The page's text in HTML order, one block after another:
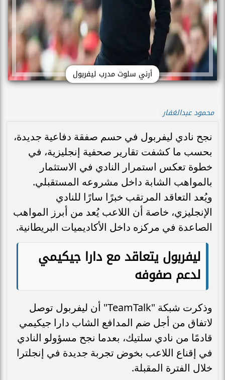
أرني سلوت مدرب ليفربول
محمود عبدالغفار
نجح نادي ليفربول في حسم صفقة دفاعية جديدة،
بحسب ما كشفت تقارير صحفية إنجليزية، في
خطوة تعكس استمرار النادي في الاستثمار
بالمواهب الشابة داخل مشروعه المستقبلي.
ويُعد التعاقد المرتقب خبرًا سارًا للنادي
الإنجليزي، خاصة أن اللاعب يُعد من أبرز المواهب
الصاعدة في مركزه داخل الأكاديميات البريطانية.
ليفربول يتعاقد مع دارا جيكيمي
لدعم صفوفه
وذكرت شبكة "TeamTalk" أن ليفربول توصل
لاتفاق من أجل ضم المدافع الشاب دارا جيكيمي
قادمًا من نادي سلتيك، بعدما نجح مسؤولو النادي
في إقناع اللاعب بخوض تجربة جديدة في إنجلترا
خلال الفترة المقبلة.